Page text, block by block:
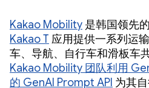
Kakao Mobility 是韩国领先
Kakao T 应用提供一系列运
车、导航、自行车和滑板车
Kakao Mobility 团队利用
的 GenAI Prompt API 为其